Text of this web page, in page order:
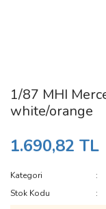
1/87 MHI
white/orange
1.690,82 TL
Kategori
Stok Kodu